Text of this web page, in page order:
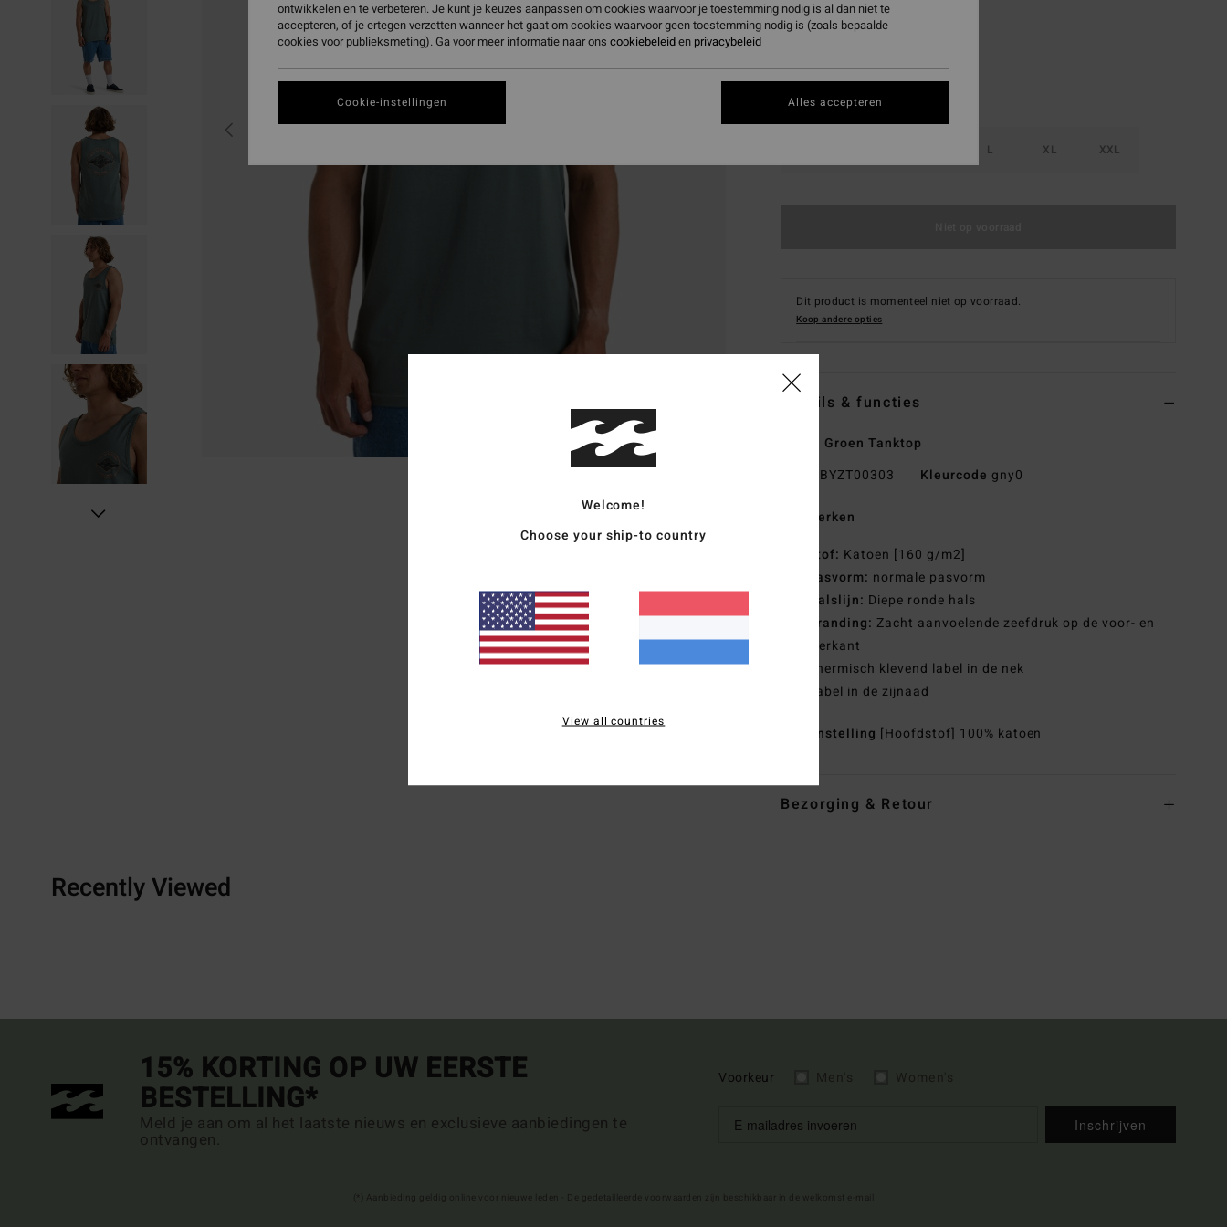
L XL XXL
Dit product is momenteel niet op voorraad.
Koop andere opties
Details & functies
Heren Groen Tanktop
EBYZT00303 Kleurcode gny0
Kenmerken
Stof: Katoen [160 g/m2]
pasvorm: normale pasvorm
Halslijn: Diepe ronde hals
Branding: Zacht aanvoelende zeefdruk op de voor- en
achterkant
Thermisch klevend label in de nek
Label in de zijnaad
Samenstelling [Hoofdstof] 100% katoen
Bezorging & Retour
Recently Viewed
15% KORTING OP UW EERSTE
BESTELLING*
Meld je aan om al het laatste nieuws en exclusieve aanbiedingen te
ontvangen.
Voorkeur
Inschrijven
Welcome!
Choose your ship-to country
View all countries
ontwikkelen en te verbeteren. Je kunt je keuzes aanpassen om cookies waarvoor je toestemming nodig is al dan niet te
accepteren, of je ertegen verzetten wanneer het gaat om cookies waarvoor geen toestemming nodig is (zoals bepaalde
cookies voor publieksmeting). Ga voor meer informatie naar ons cookiebeleiden privacybeleid
Cookie-instellingen Alles accepteren